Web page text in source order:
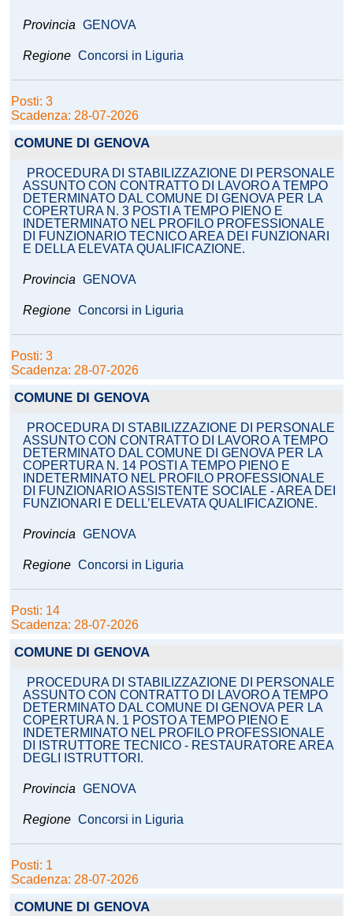
Provincia GENOVA
Regione Concorsi in Liguria
Posti: 3
Scadenza: 28-07-2026
COMUNE DI GENOVA
PROCEDURA DI STABILIZZAZIONE DI PERSONALE
ASSUNTO CON CONTRATTO DI LAVORO A TEMPO
DETERMINATO DAL COMUNE DI GENOVA PER LA
COPERTURA N. 3 POSTI A TEMPO PIENO E
INDETERMINATO NEL PROFILO PROFESSIONALE
DI FUNZIONARIO TECNICO AREA DEI FUNZIONARI
E DELLA ELEVATA QUALIFICAZIONE.
Provincia GENOVA
Regione Concorsi in Liguria
Posti: 3
Scadenza: 28-07-2026
COMUNE DI GENOVA
PROCEDURA DI STABILIZZAZIONE DI PERSONALE
ASSUNTO CON CONTRATTO DI LAVORO A TEMPO
DETERMINATO DAL COMUNE DI GENOVA PER LA
COPERTURA N. 14 POSTI A TEMPO PIENO E
INDETERMINATO NEL PROFILO PROFESSIONALE
DI FUNZIONARIO ASSISTENTE SOCIALE - AREA DEI
FUNZIONARI E DELL’ELEVATA QUALIFICAZIONE.
Provincia GENOVA
Regione Concorsi in Liguria
Posti: 14
Scadenza: 28-07-2026
COMUNE DI GENOVA
PROCEDURA DI STABILIZZAZIONE DI PERSONALE
ASSUNTO CON CONTRATTO DI LAVORO A TEMPO
DETERMINATO DAL COMUNE DI GENOVA PER LA
COPERTURA N. 1 POSTO A TEMPO PIENO E
INDETERMINATO NEL PROFILO PROFESSIONALE
DI ISTRUTTORE TECNICO - RESTAURATORE AREA
DEGLI ISTRUTTORI.
Provincia GENOVA
Regione Concorsi in Liguria
Posti: 1
Scadenza: 28-07-2026
COMUNE DI GENOVA